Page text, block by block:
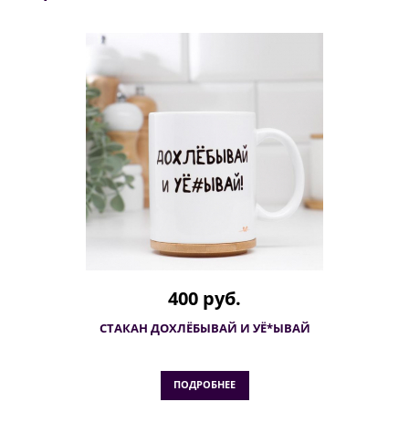
400 руб.
СТАКАН ДОХЛЁБЫВАЙ И УЁ*ЫВАЙ
ПОДРОБНЕЕ